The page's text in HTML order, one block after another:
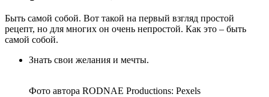
Быть самой собой. Вот такой на первый взгляд простой
рецепт, но для многих он очень непростой. Как это – быть
самой собой.
Знать свои желания и мечты.
Фото автора RODNAE Productions: Pexels